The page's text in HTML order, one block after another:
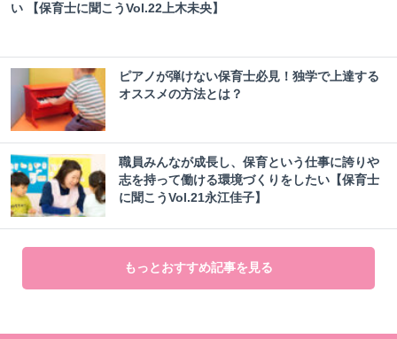
い 【保育士に聞こうVol.22上木未央】
ピアノが弾けない保育士必見！独学で上達する
オススメの方法とは？
職員みんなが成長し、保育という仕事に誇りや
志を持って働ける環境づくりをしたい【保育士
に聞こうVol.21永江佳子】
もっとおすすめ記事を見る